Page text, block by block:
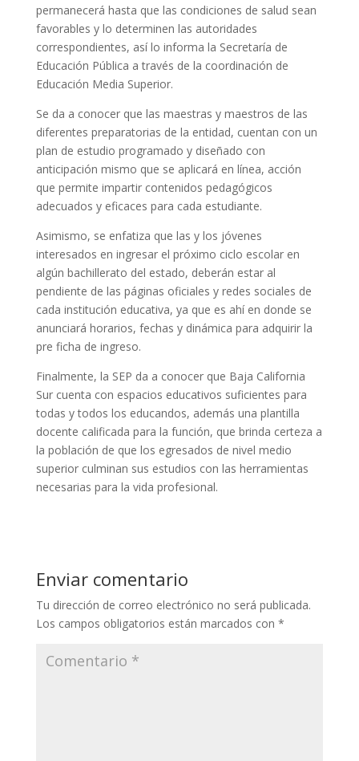
permanecerá hasta que las condiciones de salud sean
favorables y lo determinen las autoridades
correspondientes, así lo informa la Secretaría de
Educación Pública a través de la coordinación de
Educación Media Superior.
Se da a conocer que las maestras y maestros de las
diferentes preparatorias de la entidad, cuentan con un
plan de estudio programado y diseñado con
anticipación mismo que se aplicará en línea, acción
que permite impartir contenidos pedagógicos
adecuados y eficaces para cada estudiante.
Asimismo, se enfatiza que las y los jóvenes
interesados en ingresar el próximo ciclo escolar en
algún bachillerato del estado, deberán estar al
pendiente de las páginas oficiales y redes sociales de
cada institución educativa, ya que es ahí en donde se
anunciará horarios, fechas y dinámica para adquirir la
pre ficha de ingreso.
Finalmente, la SEP da a conocer que Baja California
Sur cuenta con espacios educativos suficientes para
todas y todos los educandos, además una plantilla
docente calificada para la función, que brinda certeza a
la población de que los egresados de nivel medio
superior culminan sus estudios con las herramientas
necesarias para la vida profesional.
Enviar comentario
Tu dirección de correo electrónico no será publicada.
Los campos obligatorios están marcados con *